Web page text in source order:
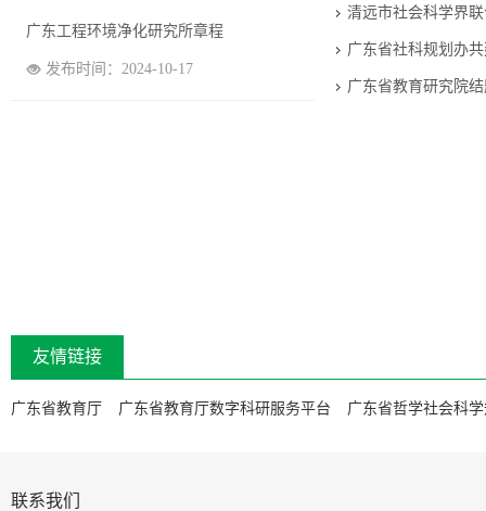
广东工程环境净化研究所章程
发布时间：2024-10-17
清远市社会科学界
广东省社科规划办
广东省教育研究院
友情链接
广东省教育厅 广东省教育厅数字科研服务平台 广东省哲学社会科
联系我们